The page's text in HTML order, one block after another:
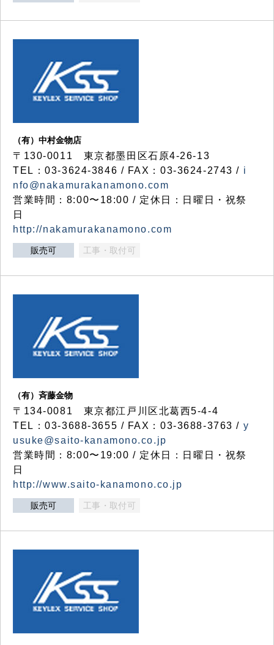
（有）中村金物店
〒130-0011 東京都墨田区石原4-26-13
TEL：03-3624-3846 / FAX：03-3624-2743 / i
nfo@nakamurakanamono.com
営業時間：8:00〜18:00 / 定休日：日曜日・祝祭
日
http://nakamurakanamono.com
販売可 工事・取付可
（有）斉藤金物
〒134-0081 東京都江戸川区北葛西5-4-4
TEL：03-3688-3655 / FAX：03-3688-3763 / y
usuke@saito-kanamono.co.jp
営業時間：8:00〜19:00 / 定休日：日曜日・祝祭
日
http://www.saito-kanamono.co.jp
販売可 工事・取付可